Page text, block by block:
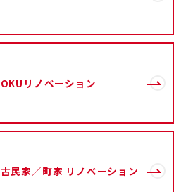
OKUリノベーション
古民家／町家 リノベーション